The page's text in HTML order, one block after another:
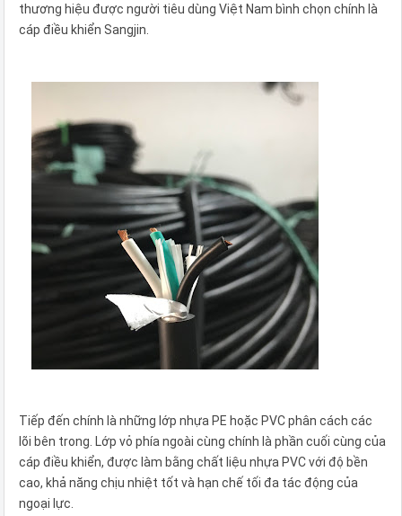
thương hiệu được người tiêu dùng Việt Nam bình chọn chính là
cáp điều khiển Sangjin.
Tiếp đến chính là những lớp nhựa PE hoặc PVC phân cách các
lõi bên trong. Lớp vỏ phía ngoài cùng chính là phần cuối cùng của
cáp điều khiển, được làm bằng chất liệu nhựa PVC với độ bền
cao, khả năng chịu nhiệt tốt và hạn chế tối đa tác động của
ngoại lực.